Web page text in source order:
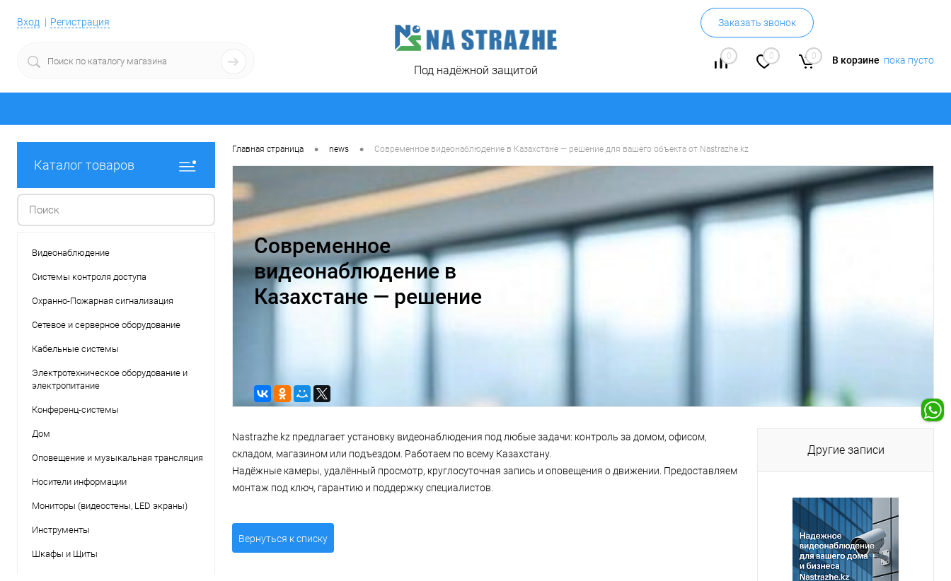
Вход Регистрация Заказать звонок
0 0 0 В корзине пока пусто
Под надёжной защитой
Каталог товаров
Видеонаблюдение
Системы контроля доступа
Охранно-Пожарная сигнализация
Сетевое и серверное оборудование
Кабельные системы
Электротехническое оборудование и
электропитание
Конференц-системы
Дом
Оповещение и музыкальная трансляция
Носители информации
Мониторы (видеостены, LED экраны)
Инструменты
Шкафы и Щиты
Главная страница • news • Современное видеонаблюдение в Казахстане — решение для вашего объекта от Nastrazhe.kz
Современное
видеонаблюдение в
Казахстане — решение
Nastrazhe.kz предлагает установку видеонаблюдения под любые задачи: контроль за домом, офисом,
складом, магазином или подъездом. Работаем по всему Казахстану.
Надёжные камеры, удалённый просмотр, круглосуточная запись и оповещения о движении. Предоставляем
монтаж под ключ, гарантию и поддержку специалистов.
Вернуться к списку
Другие записи